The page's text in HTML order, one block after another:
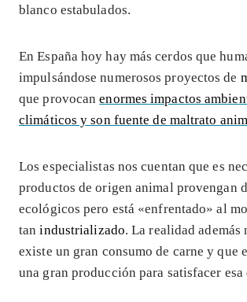
blanco estabulados.
En España hoy hay más cerdos que
impulsándose numerosos proyectos de
que provocanenormes impactos
climáticos y son fuente de maltrato
Los especialistas nos cuentan que es
productos de origen animal provengan
ecológicos pero está «enfrentado» al
tanindustrializado. La realidad además
existe un gran consumo de carne y que
una gran producción para satisfacer esa